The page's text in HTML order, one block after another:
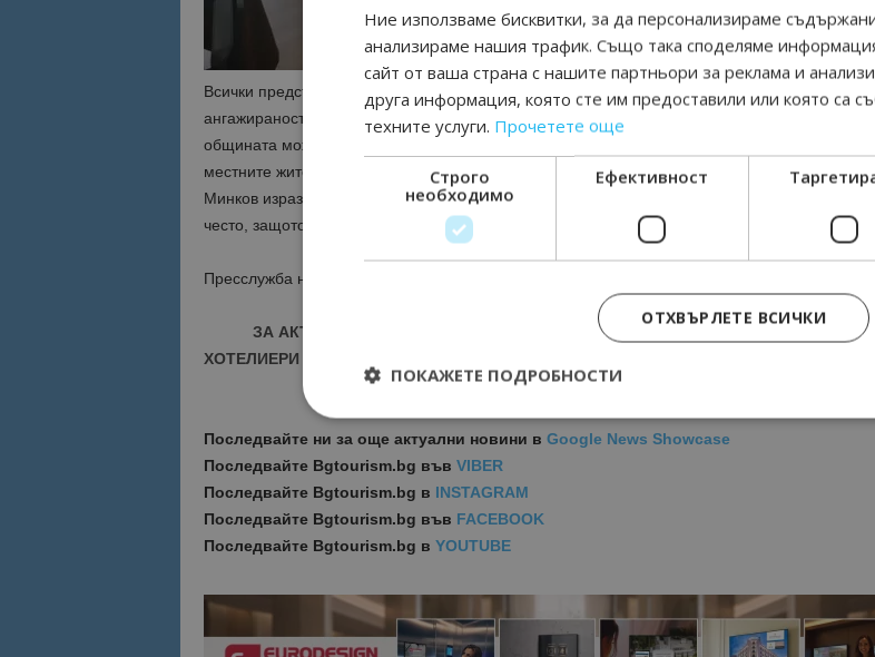
Всички представители на туристическия сектор взеха активното участие в диалога и
ангажираност към бъдещето на града. Присъстващите се съгласиха, че с обединени
общината може да се превърне в още по-привлекателно място както за туристите, така и за
местните жители.
Минков изрази радостта си от създалия се диалог и обеща, че подобни срещи ще се
често, защото са изключително полезни за всички.
Пресслужба на община Белоградчик
ЗА АКТУАЛНИ НОВИНИ И ПРОМОЦИИ НА АВИОКОМПАНИИ, ТУРОПЕРАТОРИ И
ХОТЕЛИЕРИ - ПРИСЪЕДИНЕТЕ СЕ КЪМ ВАЙБЪР КАНАЛА НА BGTOURISM.BG -
ТУК!
Последвайте ни за още актуални новини в Google News Showcase
Последвайте Bgtourism.bg във VIBER
Последвайте Bgtourism.bg в INSTAGRAM
Последвайте Bgtourism.bg във FACEBOOK
Последвайте Bgtourism.bg в YOUTUBE
Ние използваме бисквитки, за да персонализираме
анализираме нашия трафик. Също така споделяме
сайт от ваша страна с нашите партньори за реклама и
друга информация, която сте им предоставили или която са
техните услуги. Прочетете още
Строго
необходимо
Ефективност
ОТХВЪРЛЕТЕ ВСИЧКИ
ПОКАЖЕТЕ ПОДРОБНОСТИ
Строго необходимите бисквитки позволяват основната функционалност на
управление на акаунта. Уебсайтът не може да се използва правилно без строго
cookie_notice_accepted
bgtourism.bg
Тази бисквитка се
на потребителя за